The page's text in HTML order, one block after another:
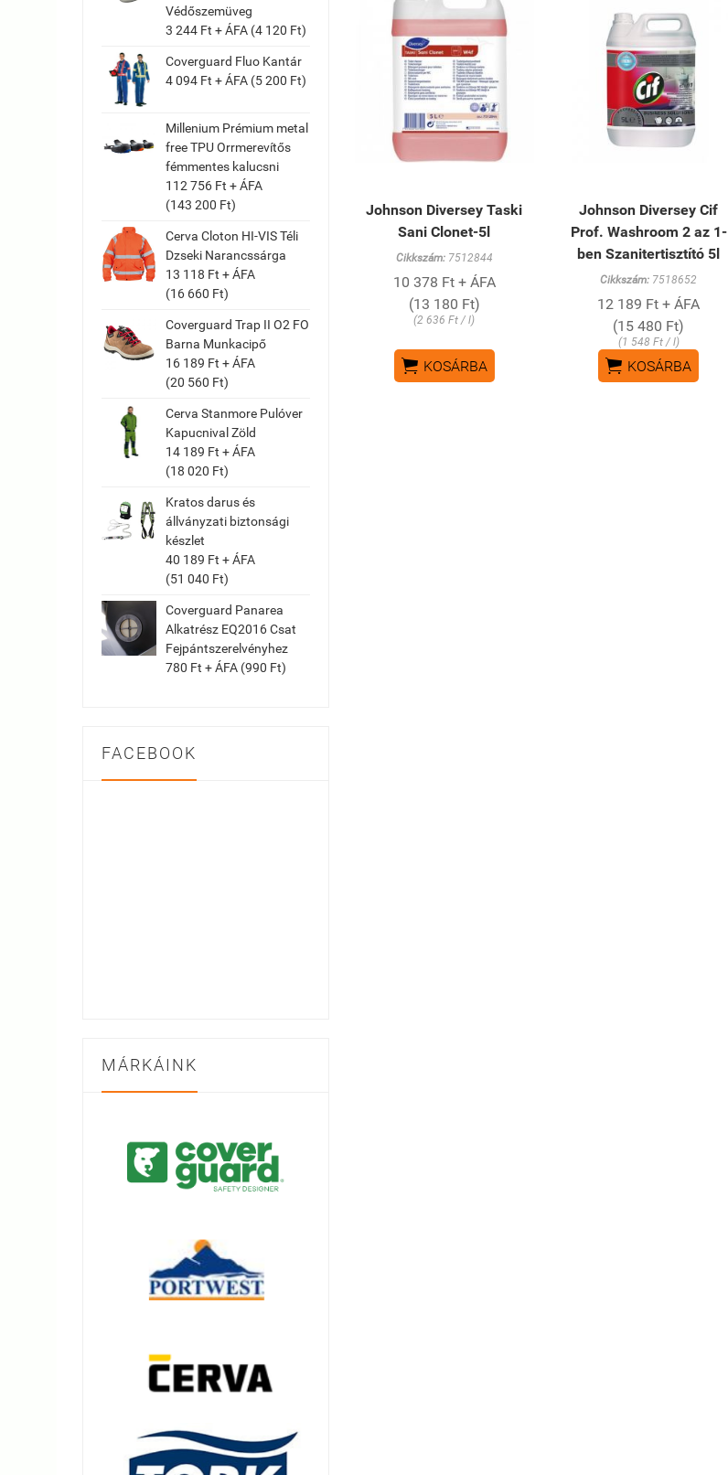
Védőszemüveg
3 244 Ft + ÁFA (4 120 Ft)
Coverguard Fluo Kantár
4 094 Ft + ÁFA (5 200 Ft)
Millenium Prémium metal
free TPU Orrmerevítős
fémmentes kalucsni
112 756 Ft + ÁFA
(143 200 Ft)
Cerva Cloton HI-VIS Téli
Dzseki Narancssárga
13 118 Ft + ÁFA
(16 660 Ft)
Coverguard Trap II O2 FO
Barna Munkacipő
16 189 Ft + ÁFA
(20 560 Ft)
Cerva Stanmore Pulóver
Kapucnival Zöld
14 189 Ft + ÁFA
(18 020 Ft)
Kratos darus és
állványzati biztonsági
készlet
40 189 Ft + ÁFA
(51 040 Ft)
Coverguard Panarea
Alkatrész EQ2016 Csat
Fejpántszerelvényhez
780 Ft + ÁFA (990 Ft)
FACEBOOK
MÁRKÁINK
Johnson Diversey Taski
Sani Clonet-5l
Cikkszám:7512844
10 378 Ft + ÁFA
(13 180 Ft)
(2 636 Ft / l)
 KOSÁRBA
Johnson Diversey Cif
Prof. Washroom 2 az 1-
ben Szanitertisztító 5l
Cikkszám: 7518652
12 189 Ft + ÁFA
(15 480 Ft)
(1 548 Ft / l)
 KOSÁRBA